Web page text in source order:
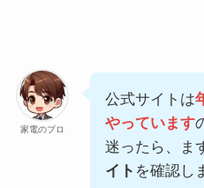
家電のプロ
公式サイトは
やっています
迷ったら、ま
イト を確認し